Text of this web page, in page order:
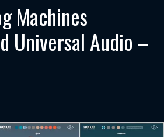
Machines
Universal Audio –